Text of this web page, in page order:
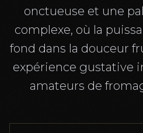
onctueuse et une
complexe, où la
fond dans la douceur
expérience gustative
amateurs de